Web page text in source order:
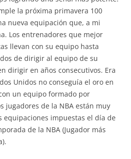
la próxima primavera 100
nueva equipación que, a mi
Los entrenadores que mejor
llevan con su equipo hasta
de dirigir al equipo de su
dirigir en años consecutivos. Era
Unidos no conseguía el oro en
un equipo formado por
jugadores de la NBA están muy
equipaciones impuestas el día de
de la NBA (Jugador más